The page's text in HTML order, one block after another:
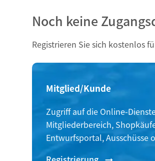
Noch keine
Registrieren Sie sich kostenlos
Mitglied/Kunde
Zugriff auf die Online-
Mitgliederbereich,
Entwurfsportal, Ausschüsse